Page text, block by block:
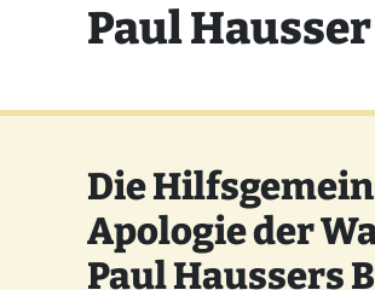
Paul Hausser
Die
Apologie der
Paul Haussers